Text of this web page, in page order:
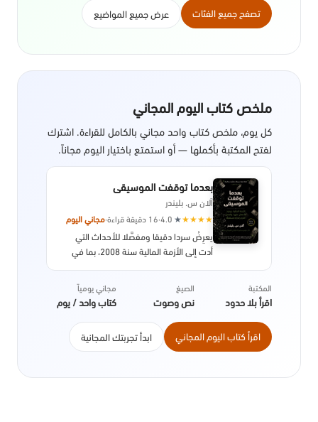
تصفح جميع الفئات عرض جميع المواضيع
ملخص كتاب اليوم المجاني
كل يوم، ملخص كتاب واحد مجاني بالكامل للقراءة. اشترك
لفتح المكتبة بأكملها — أو استمتع باختيار اليوم مجاناً.
بعدما توقفت الموسيقى
آلان س. بليندر
★
★
★
★
★
4.0
·16 دقيقة قراءة ·مجاني اليوم
يعرِضُ سردا دقيقا ومفصَّلا للأحداث التي
أدت إلى الأزمة المالية سنة 2008، بما في
بحدوث الانهيار الاقتصادي، مع التركيز بشكل
خاص على تداعياتها على الصعيد الدولي. صدر
عن دار النشر بنجوين سنة 2013.
المكتبة
اقرأ بلا حدود
الصيغ
نص وصوت
مجاني يومياً
كتاب واحد / يوم
اقرأ كتاب اليوم المجاني ابدأ تجربتك المجانية